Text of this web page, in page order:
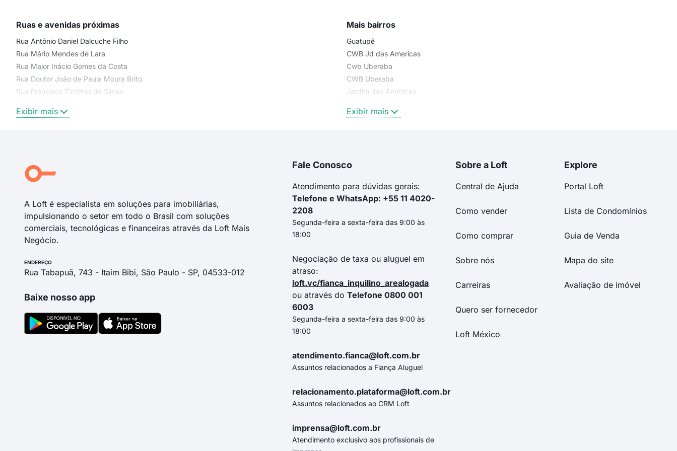
Ruas e avenidas próximas
Rua Antônio Daniel Dalcuche Filho
Rua Mário Mendes de Lara
Rua Major Inácio Gomes da Costa
Rua Doutor João de Paula Moura Brito
Rua Francisco Timóteo de Simas
rua francisco timóteo de simas
Ulisses José Ribeiro
Rua Manoel Soares Gomes
Exibir mais
Mais bairros
Guatupê
CWB Jd das Americas
Cwb Uberaba
CWB Uberaba
Jardim das Américas
Exibir mais
A Loft é especialista em soluções para imobiliárias,
impulsionando o setor em todo o Brasil com soluções
comerciais, tecnológicas e financeiras através da Loft Mais
Negócio.
ENDEREÇO
Rua Tabapuã, 743 - Itaim Bibi, São Paulo - SP, 04533-012
Baixe nosso app
Fale Conosco
Atendimento para dúvidas gerais:
Telefone e WhatsApp: +55 11 4020-
2208
Segunda-feira a sexta-feira das 9:00 às
18:00
Negociação de taxa ou aluguel em
atraso:
loft.vc/fianca_inquilino_arealogada
ou através do Telefone 0800 001
6003
Segunda-feira a sexta-feira das 9:00 às
18:00
atendimento.fianca@loft.com.br
Assuntos relacionados a Fiança Aluguel
relacionamento.plataforma@loft.com.br
Assuntos relacionados ao CRM Loft
imprensa@loft.com.br
Atendimento exclusivo aos profissionais de
Sobre a Loft
Central de Ajuda
Como vender
Como comprar
Sobre nós
Carreiras
Quero ser fornecedor
Loft México
Explore
Portal Loft
Lista de Condomínios
Guia de Venda
Mapa do site
Avaliação de imóvel